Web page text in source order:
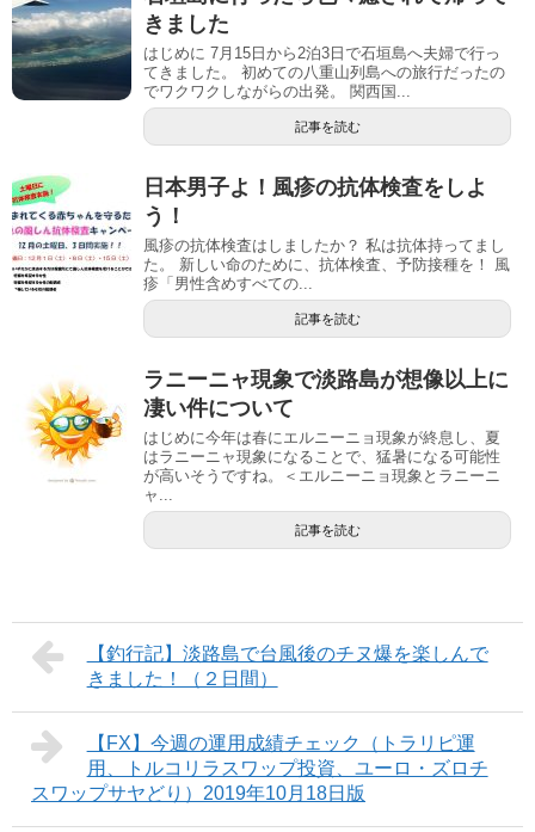
きました
はじめに 7月15日から2泊3日で石垣島へ夫婦で行っ
てきました。 初めての八重山列島への旅行だったの
でワクワクしながらの出発。 関西国...
記事を読む
日本男子よ！風疹の抗体検査をしよ
う！
風疹の抗体検査はしましたか？ 私は抗体持ってまし
た。 新しい命のために、抗体検査、予防接種を！ 風
疹「男性含めすべての...
記事を読む
ラニーニャ現象で淡路島が想像以上に
凄い件について
はじめに今年は春にエルニーニョ現象が終息し、夏
はラニーニャ現象になることで、猛暑になる可能性
が高いそうですね。＜エルニーニョ現象とラニーニ
ャ...
記事を読む
【釣行記】淡路島で台風後のチヌ爆を楽しんで
きました！（２日間）
【FX】今週の運用成績チェック（トラリピ運
用、トルコリラスワップ投資、ユーロ・ズロチ
スワップサヤどり）2019年10月18日版